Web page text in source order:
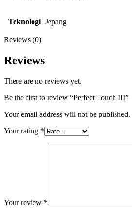
Teknologi Jepang
Reviews (0)
Reviews
There are no reviews yet.
Be the first to review “Perfect Touch III”
Your email address will not be published.
Your rating *
Your review *